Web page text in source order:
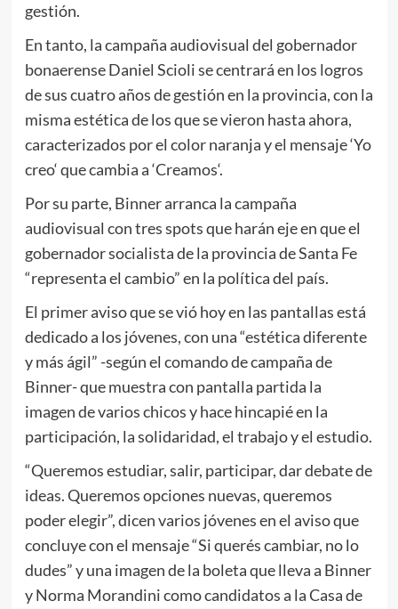
gestión.
En tanto, la campaña audiovisual del gobernador
bonaerense Daniel Scioli se centrará en los logros
de sus cuatro años de gestión en la provincia, con la
misma estética de los que se vieron hasta ahora,
caracterizados por el color naranja y el mensaje ‘Yo
creo‘ que cambia a ‘Creamos‘.
Por su parte, Binner arranca la campaña
audiovisual con tres spots que harán eje en que el
gobernador socialista de la provincia de Santa Fe
“representa el cambio” en la política del país.
El primer aviso que se vió hoy en las pantallas está
dedicado a los jóvenes, con una “estética diferente
y más ágil” -según el comando de campaña de
Binner- que muestra con pantalla partida la
imagen de varios chicos y hace hincapié en la
participación, la solidaridad, el trabajo y el estudio.
“Queremos estudiar, salir, participar, dar debate de
ideas. Queremos opciones nuevas, queremos
poder elegir”, dicen varios jóvenes en el aviso que
concluye con el mensaje “Si querés cambiar, no lo
dudes” y una imagen de la boleta que lleva a Binner
y Norma Morandini como candidatos a la Casa de